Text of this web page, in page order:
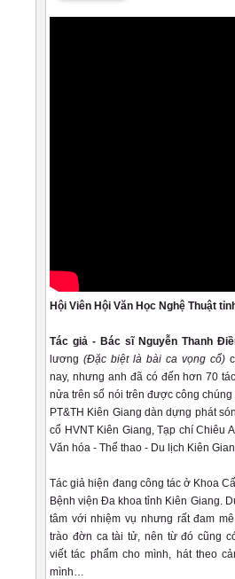
Hội Viên Hội Văn Học Nghệ Thuật
Tác giả - Bác sĩ Nguyễn Thanh
lương (Đặc biệt là bài ca vọng cổ)
nay, nhưng anh đã có đến hơn 70
nửa trên số nói trên được công
PT&TH Kiên Giang dàn dựng phát
cổ HVNT Kiên Giang, Tạp chí Chiêu
Văn hóa - Thể thao - Du lịch Kiên
Tác giả hiện đang công tác ở Khoa
Bệnh viện Đa khoa tỉnh Kiên Giang.
tâm với nhiệm vụ nhưng rất đam
trào đờn ca tài tử, nên từ đó cũng
viết tác phẩm cho mình, hát theo
mình…